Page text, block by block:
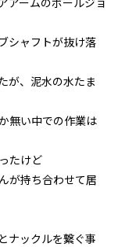
シャフトが抜け落
が、泥水の水たま
無い中での作業は
たけど
が持ち合わせて居
ナックルを繋ぐ事